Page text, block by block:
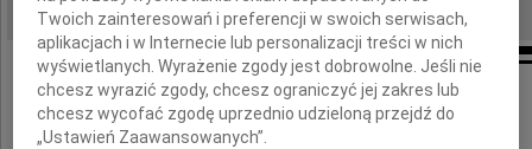
Z wielkim smutkiem żegnamy zmarłą
17 września 2009 roku
Twoich zainteresowań i preferencji w swoich serwisach,
aplikacjach i w Internecie lub personalizacji treści w nich
wyświetlanych. Wyrażenie zgody jest dobrowolne. Jeśli nie
chcesz wyrazić zgody, chcesz ograniczyć jej zakres lub
chcesz wycofać zgodę uprzednio udzieloną przejdź do
„Ustawień Zaawansowanych”.